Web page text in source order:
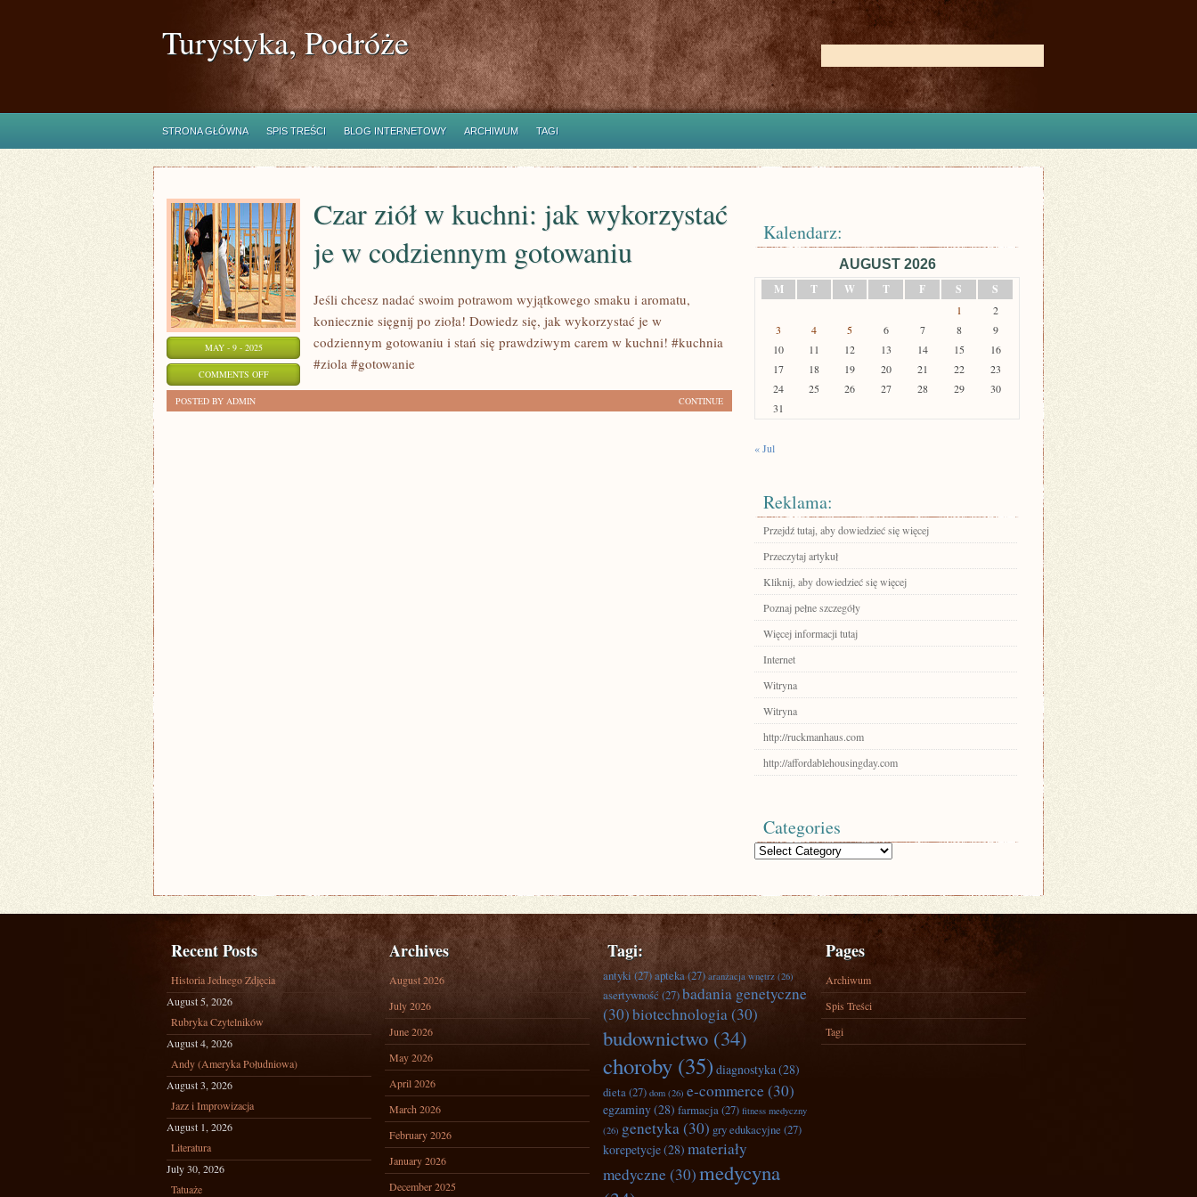
Turystyka, Podróże
STRONA GŁÓWNA SPIS TREŚCI BLOG INTERNETOWY ARCHIWUM TAGI
MAY - 9 - 2025
COMMENTS OFFON
Czar ziół w kuchni: jak wykorzystać
je w codziennym gotowaniu
Jeśli chcesz nadać swoim potrawom wyjątkowego smaku i aromatu,
koniecznie sięgnij po zioła! Dowiedz się, jak wykorzystać je w
codziennym gotowaniu i stań się prawdziwym carem w kuchni! #kuchnia
#ziola #gotowanie
CONTINUE
POSTED BY ADMIN
Kalendarz:
AUGUST 2026
M
T W T F S S
1
2
3
4 5 6 7 8
9
10
11 12 13 14 15
16
17
18 19 20 21 22
23
24
25 26 27 28 29
30
31
« Jul
Reklama:
Przejdź tutaj, aby dowiedzieć się więcej
Przeczytaj artykuł
Kliknij, aby dowiedzieć się więcej
Poznaj pełne szczegóły
Więcej informacji tutaj
Internet
Witryna
Witryna
http://ruckmanhaus.com
http://affordablehousingday.com
Categories
Categories
Recent Posts
Historia Jednego Zdjęcia
August 5, 2026
Rubryka Czytelników
August 4, 2026
Andy (Ameryka Południowa)
August 3, 2026
Jazz i Improwizacja
August 1, 2026
Literatura
July 30, 2026
Tatuaże
Archives
August 2026
July 2026
June 2026
May 2026
April 2026
March 2026
February 2026
January 2026
December 2025
Tagi:
antyki(27)apteka(27) aranżacja wnętrz (26)
asertywność (27)badania genetyczne
(30)biotechnologia(30)
budownictwo (34)
choroby (35) diagnostyka(28)
dieta(27) dom (26) e-commerce (30)
egzaminy(28) farmacja(27) fitness medyczny
(26) genetyka(30) gry edukacyjne (27)
korepetycje(28) materiały
medyczne (30)medycyna
Pages
Archiwum
Spis Treści
Tagi